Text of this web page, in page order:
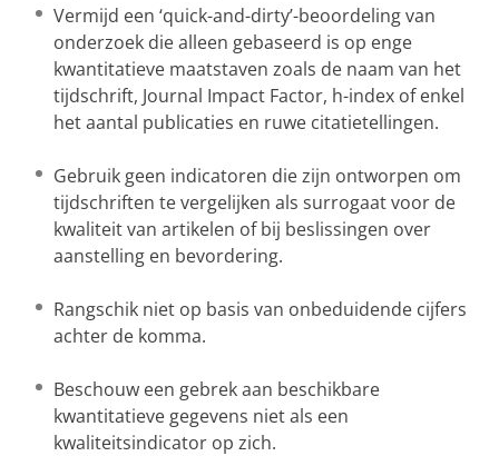
Vermijd een ‘quick-and-dirty’-beoordeling van
onderzoek die alleen gebaseerd is op enge
kwantitatieve maatstaven zoals de naam van het
tijdschrift, Journal Impact Factor, h-index of enkel
het aantal publicaties en ruwe citatietellingen.
Gebruik geen indicatoren die zijn ontworpen om
tijdschriften te vergelijken als surrogaat voor de
kwaliteit van artikelen of bij beslissingen over
aanstelling en bevordering.
Rangschik niet op basis van onbeduidende cijfers
achter de komma.
Beschouw een gebrek aan beschikbare
kwantitatieve gegevens niet als een
kwaliteitsindicator op zich.